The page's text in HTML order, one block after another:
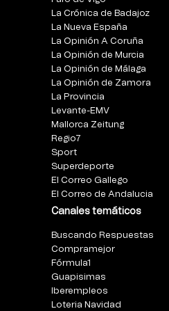
La Crónica de Badajoz
La Nueva España
La Opinión A Coruña
La Opinión de Murcia
La Opinión de Málaga
La Opinión de Zamora
La Provincia
Levante-EMV
Mallorca Zeitung
Regio7
Sport
Superdeporte
El Correo Gallego
El Correo de Andalucia
Canales temáticos
Buscando Respuestas
Compramejor
Fórmula1
Guapisimas
Iberempleos
Loteria Navidad